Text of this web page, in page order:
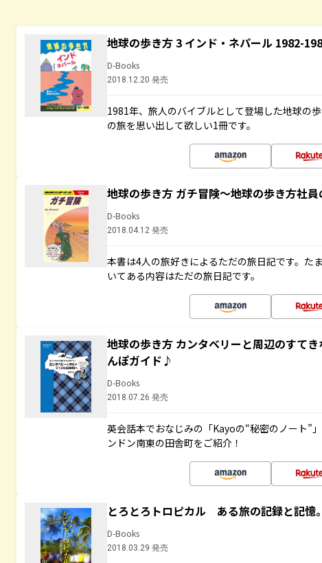
地球の歩き方 3 インド・ネパール 1982-
D-Books
2018.12.20 発売
1981年、旅人のバイブルとして登場した地球
の旅を思い出して欲しい1冊です。
地球の歩き方 ガチ冒険～地球の歩き方社
D-Books
2018.04.12 発売
本書は4人の旅好きによるただの旅日記です。た
いてある内容はただの旅日記です。
地球の歩き方 カンタベリーと周辺のすて
んぽガイド♪
D-Books
2018.07.26 発売
英会話本でおなじみの「Kayoの“秘密のノート”
ンドン南東の田舎町をご紹介！
とろとろトロピカル ある旅の記録と記
D-Books
2018.03.29 発売